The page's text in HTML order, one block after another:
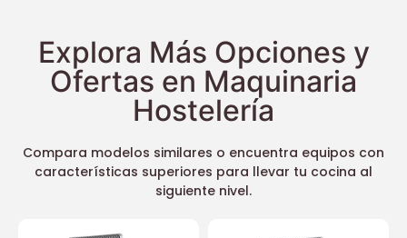
Explora Más Opciones y
Ofertas en Maquinaria
Hostelería
Compara modelos similares o encuentra equipos con
características superiores para llevar tu cocina al
siguiente nivel.